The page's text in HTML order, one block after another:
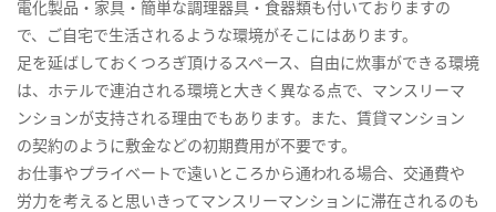
電化製品・家具・簡単な調理器具・食器類も付いておりますの
で、ご自宅で生活されるような環境がそこにはあります。
足を延ばしておくつろぎ頂けるスペース、自由に炊事ができる環境
は、ホテルで連泊される環境と大きく異なる点で、マンスリーマ
ンションが支持される理由でもあります。また、賃貸マンション
の契約のように敷金などの初期費用が不要です。
お仕事やプライベートで遠いところから通われる場合、交通費や
労力を考えると思いきってマンスリーマンションに滞在されるのも